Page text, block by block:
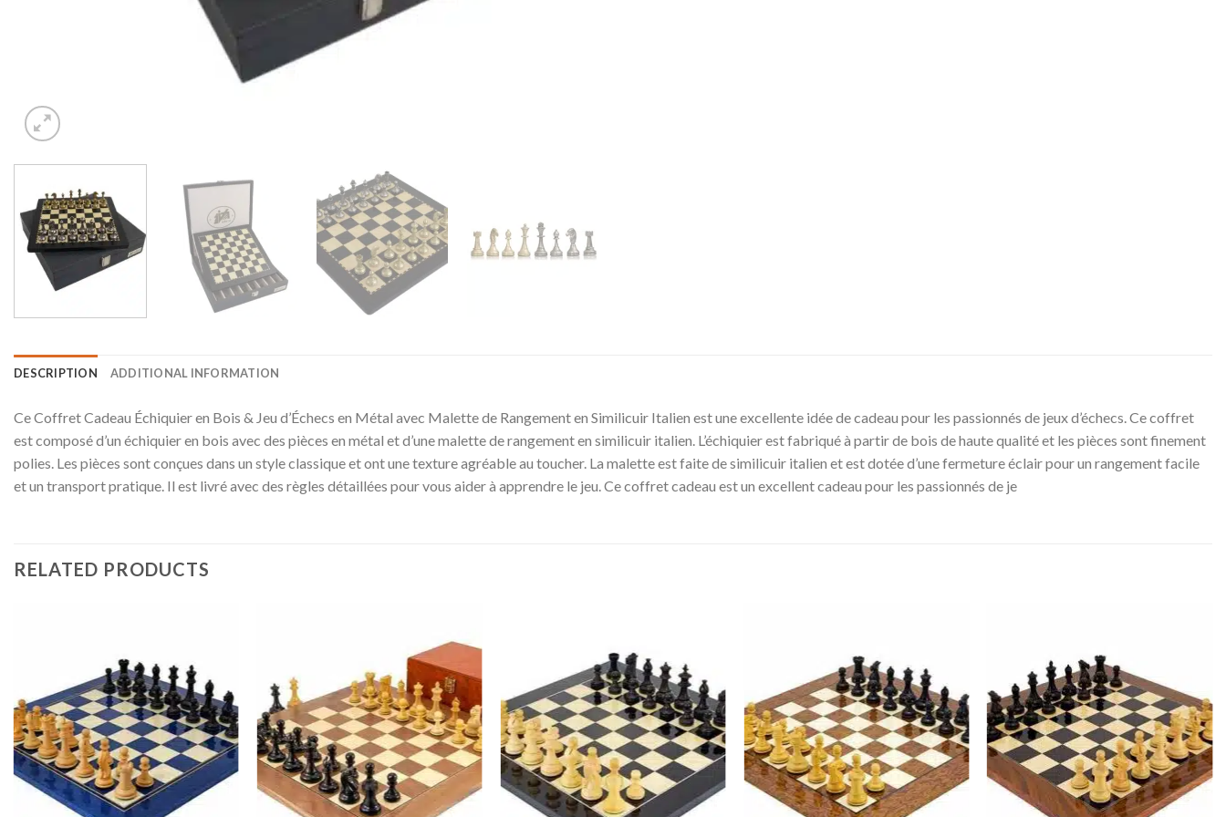
DESCRIPTION ADDITIONAL INFORMATION
Ce Coffret Cadeau Échiquier en Bois & Jeu d’Échecs en Métal avec Malette de Rangement en Similicuir Italien est une excellente idée de cadeau pour les passionnés de jeux d’échecs. Ce coffret
est composé d’un échiquier en bois avec des pièces en métal et d’une malette de rangement en similicuir italien. L’échiquier est fabriqué à partir de bois de haute qualité et les pièces sont finement
polies. Les pièces sont conçues dans un style classique et ont une texture agréable au toucher. La malette est faite de similicuir italien et est dotée d’une fermeture éclair pour un rangement facile
et un transport pratique. Il est livré avec des règles détaillées pour vous aider à apprendre le jeu. Ce coffret cadeau est un excellent cadeau pour les passionnés de je
RELATED PRODUCTS